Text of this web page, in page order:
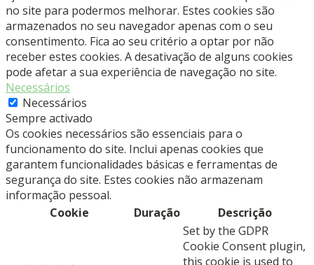
no site para podermos melhorar. Estes cookies são
armazenados no seu navegador apenas com o seu
consentimento. Fica ao seu critério a optar por não
receber estes cookies. A desativação de alguns cookies
pode afetar a sua experiência de navegação no site.
Necessários
Necessários
Sempre activado
Os cookies necessários são essenciais para o
funcionamento do site. Inclui apenas cookies que
garantem funcionalidades básicas e ferramentas de
segurança do site. Estes cookies não armazenam
informação pessoal.
Cookie
Duração Descrição
Set by the GDPR
Cookie Consent plugin,
this cookie is used to